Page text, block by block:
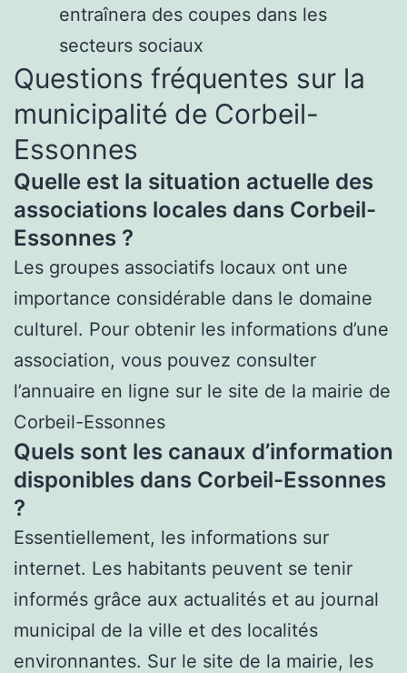
entraînera des coupes dans les
secteurs sociaux
Questions fréquentes sur la
municipalité de Corbeil-
Essonnes
Quelle est la situation actuelle des
associations locales dans Corbeil-
Essonnes ?
Les groupes associatifs locaux ont une
importance considérable dans le domaine
culturel. Pour obtenir les informations d’une
association, vous pouvez consulter
l’annuaire en ligne sur le site de la mairie de
Corbeil-Essonnes
Quels sont les canaux d’information
disponibles dans Corbeil-Essonnes
?
Essentiellement, les informations sur
internet. Les habitants peuvent se tenir
informés grâce aux actualités et au journal
municipal de la ville et des localités
environnantes. Sur le site de la mairie, les